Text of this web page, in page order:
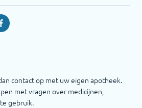
Facebook
contact op met uw eigen apotheek.
met vragen over medicijnen,
gebruik.